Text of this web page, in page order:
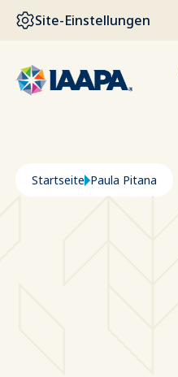
DIREKT ZUM INHALT
Site-Einstellungen
Pfadnavigation
Startseite Paula Pitana